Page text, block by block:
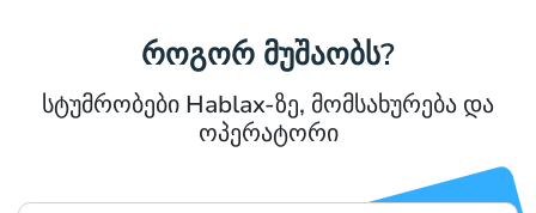
როგორ მუშაობს?
სტუმრობები Hablax-ზე, მომსახურება და
ოპერატორი